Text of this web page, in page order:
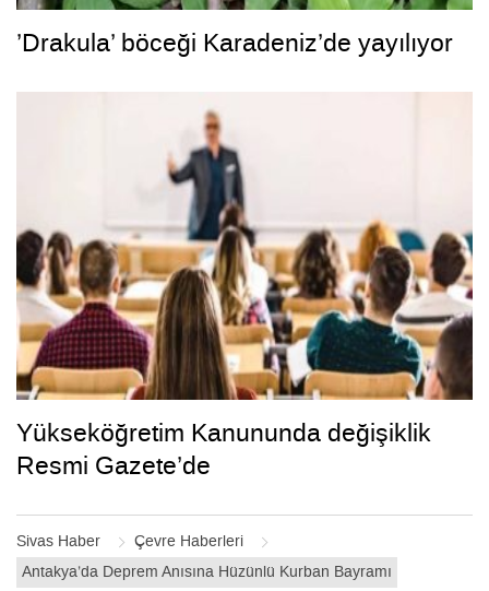
Sivas Haber
Çevre Haberleri
Antakya’da Deprem Anısına Hüzünlü Kurban Bayramı
’Drakula’ böceği Karadeniz’de yayılıyor
Yükseköğretim Kanununda değişiklik
Resmi Gazete’de